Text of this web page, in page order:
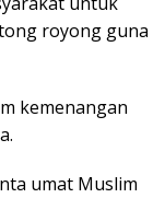
royong guna
kemenangan
umat Muslim